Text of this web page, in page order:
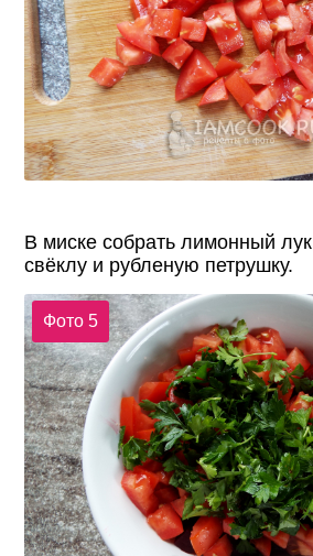
В миске собрать лимонный
свёклу и рубленую петрушку.
Фото 5